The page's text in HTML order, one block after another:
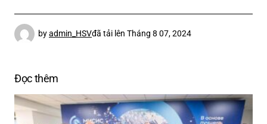
byadmin_HSVđã tải lên Tháng 8 07, 2024
Đọc thêm